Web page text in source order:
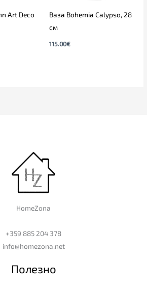
Art Deco
Ваза Bohemia Calypso, 28
см
115.00€
HomeZona
+359 885 204 378
info@homezona.net
Полезно